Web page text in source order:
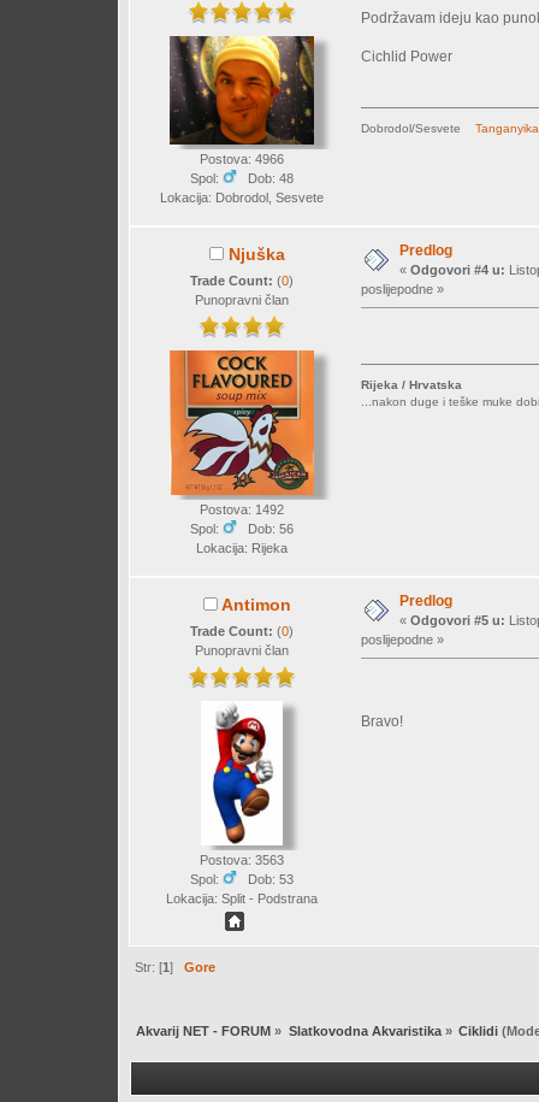
Postova: 4966
Spol:
Dob: 48
Lokacija: Dobrodol, Sesvete
Podržavam ideju kao
Cichlid Power
Dobrodol/Sesvete
Njuška
Trade Count: (0)
Punopravni član
Postova: 1492
Spol:
Dob: 56
Lokacija: Rijeka
Predlog
« Odgovori #4 u:
poslijepodne »
Rijeka / Hrvatska
...nakon duge i teške muke
Antimon
Trade Count: (0)
Punopravni član
Postova: 3563
Spol:
Dob: 53
Lokacija: Split - Podstrana
Predlog
« Odgovori #5 u:
poslijepodne »
Bravo!
Str: [1]Gore
Akvarij NET - FORUM » Slatkovodna Akvaristika» Ciklidi